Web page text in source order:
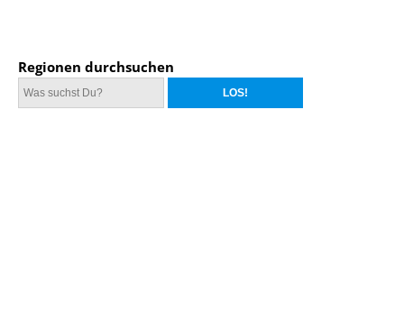
Regionen durchsuchen